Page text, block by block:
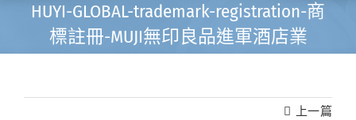
HUYI-GLOBAL-trademark-registration-商
標註冊-MUJI無印良品進軍酒店業
上一篇